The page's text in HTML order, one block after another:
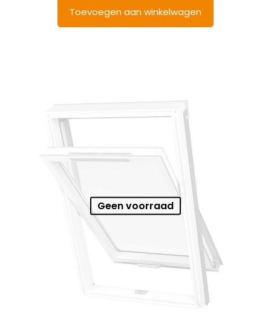
Toevoegen aan winkelwagen
Geen voorraad